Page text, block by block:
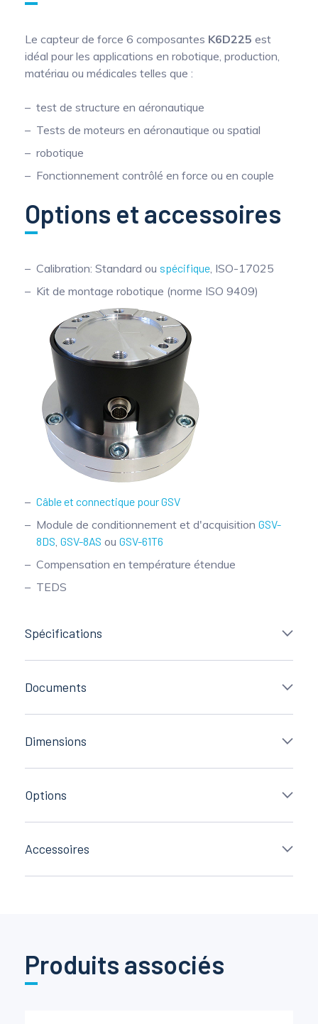
Le capteur de force 6 composantes K6D225 est
idéal pour les applications en robotique, production,
matériau ou médicales telles que :
test de structure en aéronautique
Tests de moteurs en aéronautique ou spatial
robotique
Fonctionnement contrôlé en force ou en couple
Options et accessoires
Calibration: Standard ou spécifique , ISO-17025
Kit de montage robotique (norme ISO 9409)
Câble et connectique pour GSV
Module de conditionnement et d'acquisition GSV-
8DS GSV-8AS ou GSV-61T6
Compensation en température étendue
TEDS
Spécifications
Documents
Dimensions
Options
Accessoires
Produits associés